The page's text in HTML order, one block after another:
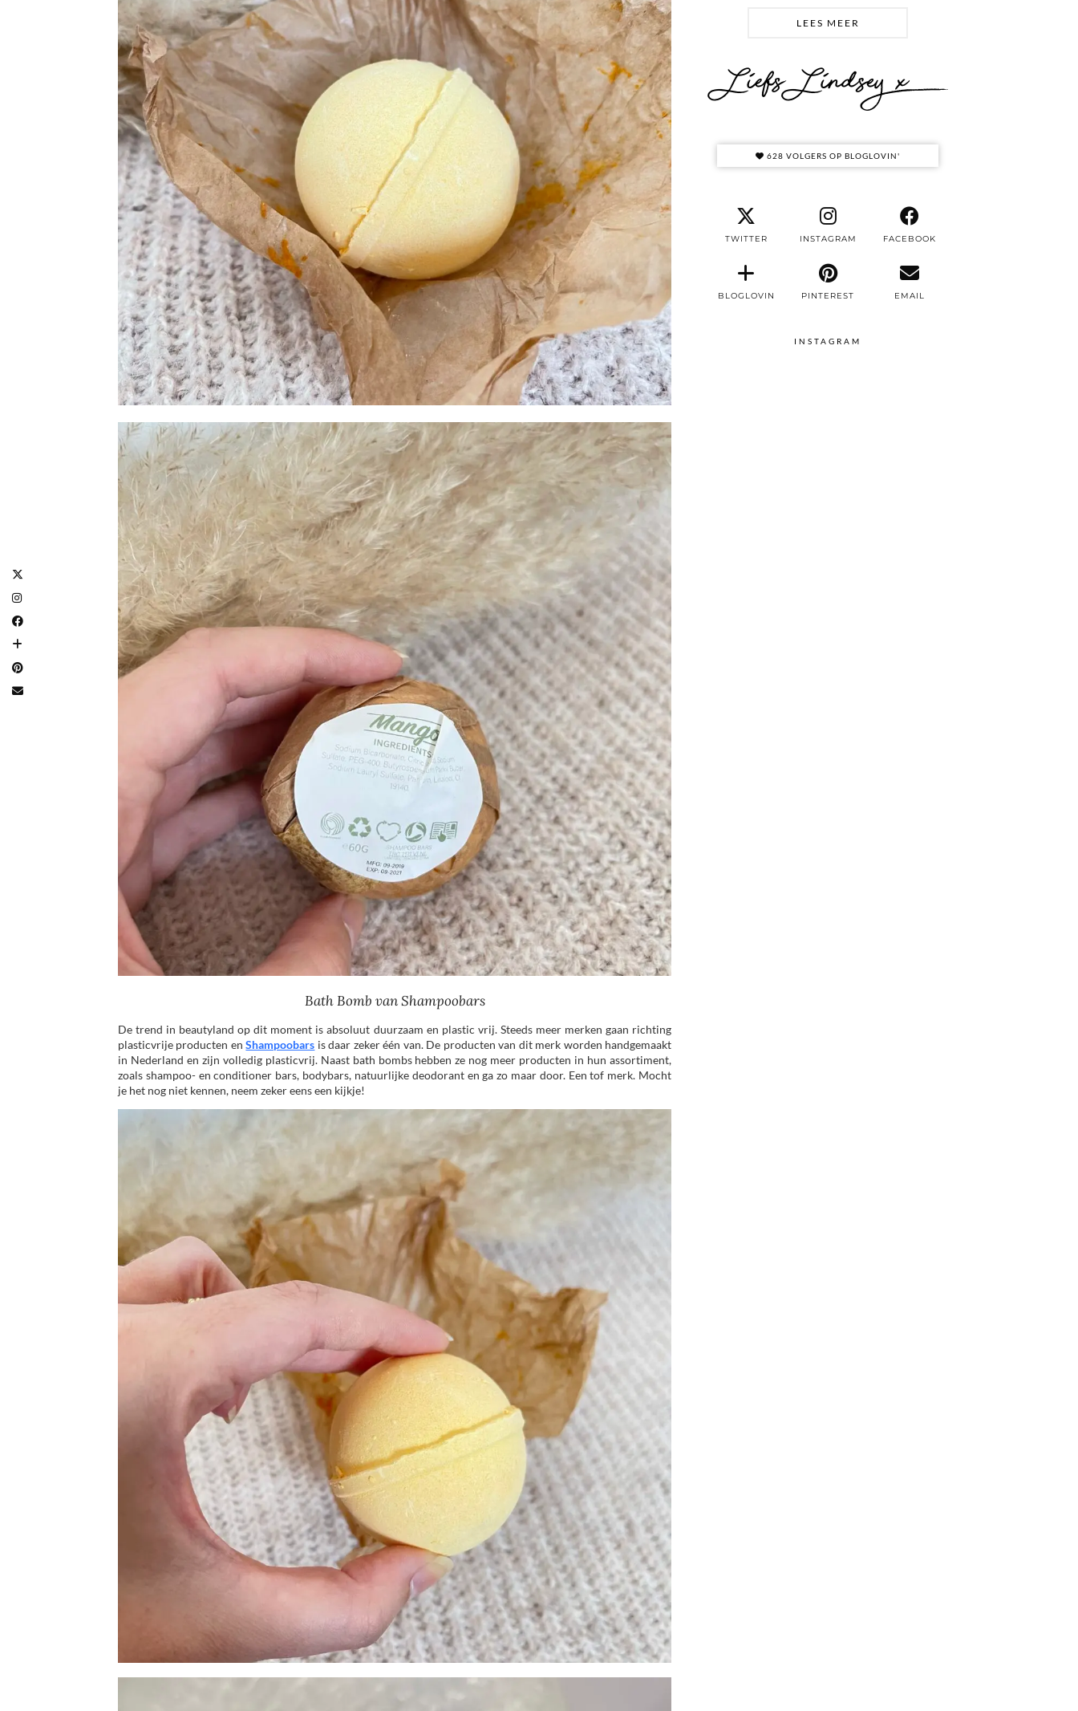
Bath Bomb van Shampoobars
De trend in beautyland op dit moment is absoluut duurzaam en plastic vrij. Steeds meer merken gaan richting
plasticvrije producten enShampoobars is daar zeker één van. De producten van dit merk worden handgemaakt
in Nederland en zijn volledig plasticvrij. Naast bath bombs hebben ze nog meer producten in hun assortiment,
zoals shampoo- en conditioner bars, bodybars, natuurlijke deodorant en ga zo maar door. Een tof merk. Mocht
je het nog niet kennen, neem zeker eens een kijkje!
LEES MEER
628 VOLGERS OP BLOGLOVIN'
TWITTER INSTAGRAM FACEBOOK
BLOGLOVIN PINTEREST EMAIL
INSTAGRAM